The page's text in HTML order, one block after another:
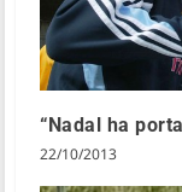
“Nadal ha
22/10/2013